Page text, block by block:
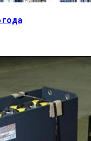
года